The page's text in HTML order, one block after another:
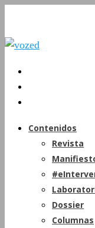
Contenidos
Revista
Dossier
Columnas